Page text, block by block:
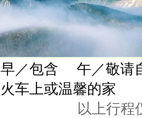
早／包含 午／敬
火车上或温馨的家
以上行程